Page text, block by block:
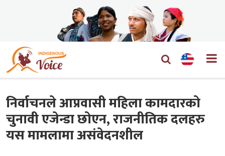
निर्वाचनले आप्रवासी महिला कामदारको
चुनावी एजेन्डा छोएन, राजनीतिक दलहरु
यस मामलामा असंवेदनशील